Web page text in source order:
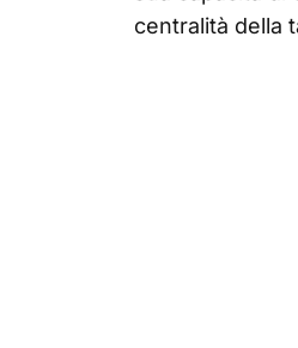
centralità della